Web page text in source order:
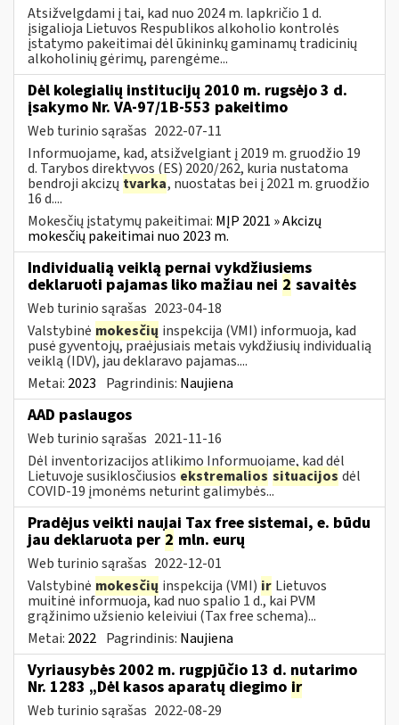
Atsižvelgdami į tai, kad nuo 2024 m. lapkričio 1 d.
įsigalioja Lietuvos Respublikos alkoholio kontrolės
įstatymo pakeitimai dėl ūkininkų gaminamų tradicinių
alkoholinių gėrimų, parengėme...
Dėl kolegialių institucijų 2010 m. rugsėjo 3 d.
įsakymo Nr. VA-97/1B-553 pakeitimo
Web turinio sąrašas 2022-07-11
Informuojame, kad, atsižvelgiant į 2019 m. gruodžio 19
d. Tarybos direktyvos (ES) 2020/262, kuria nustatoma
bendroji akcizų tvarka, nuostatas bei į 2021 m. gruodžio
16 d....
Mokesčių įstatymų pakeitimai: MĮP 2021 » Akcizų
mokesčių pakeitimai nuo 2023 m.
Individualią veiklą pernai vykdžiusiems
deklaruoti pajamas liko mažiau nei 2 savaitės
Web turinio sąrašas 2023-04-18
Valstybinė mokesčių inspekcija (VMI) informuoja, kad
pusė gyventojų, praėjusiais metais vykdžiusių individualią
veiklą (IDV), jau deklaravo pajamas....
Metai: 2023 Pagrindinis: Naujiena
AAD paslaugos
Web turinio sąrašas 2021-11-16
Dėl inventorizacijos atlikimo Informuojame, kad dėl
Lietuvoje susiklosčiusios ekstremalios situacijos dėl
COVID-19 įmonėms neturint galimybės...
Pradėjus veikti naujai Tax free sistemai, e. būdu
jau deklaruota per 2 mln. eurų
Web turinio sąrašas 2022-12-01
Valstybinė mokesčių inspekcija (VMI) ir Lietuvos
muitinė informuoja, kad nuo spalio 1 d., kai PVM
grąžinimo užsienio keleiviui (Tax free schema)...
Metai: 2022 Pagrindinis: Naujiena
Vyriausybės 2002 m. rugpjūčio 13 d. nutarimo
Nr. 1283 „Dėl kasos aparatų diegimo ir
Web turinio sąrašas 2022-08-29